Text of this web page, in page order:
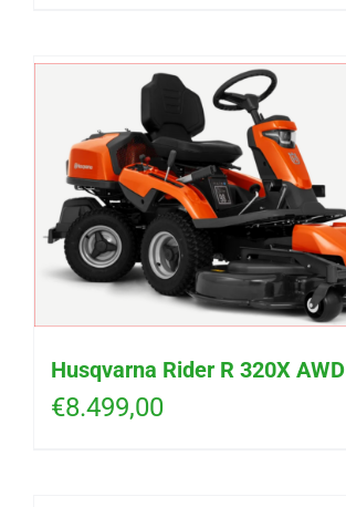
Husqvarna Rider R 320X AWD
€8.499,00